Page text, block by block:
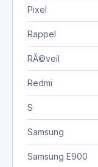
Pixel
Rappel
RÃ©veil
Redmi
S
Samsung
Samsung E900